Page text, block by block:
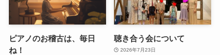
ピアノのお稽古は、毎日
ね！
聴き合う会について
2026年7月23日